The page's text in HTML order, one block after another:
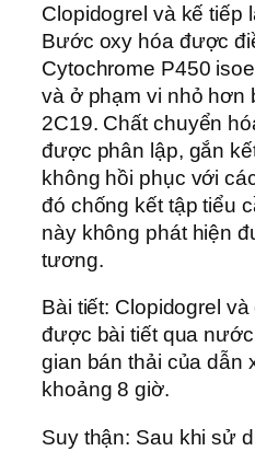
Clopidogrel và kế tiếp
Bước oxy hóa được
Cytochrome P450
và ở phạm vi nhỏ hơn
2C19. Chất chuyển
được phân lập, gắn
không hồi phục với
đó chống kết tập tiểu
này không phát hiện
tương.
Bài tiết: Clopidogrel
được bài tiết qua
gian bán thải của dẫn
khoảng 8 giờ.
Suy thận: Sau khi sử